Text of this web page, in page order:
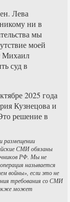
Лева
ни в
мы
моей
Михаил
суд в
2025 года
Кузнецова и
решение в
размещении
СМИ обязаны
РФ. Мы не
называется
войны», если это не
требования со СМИ
может